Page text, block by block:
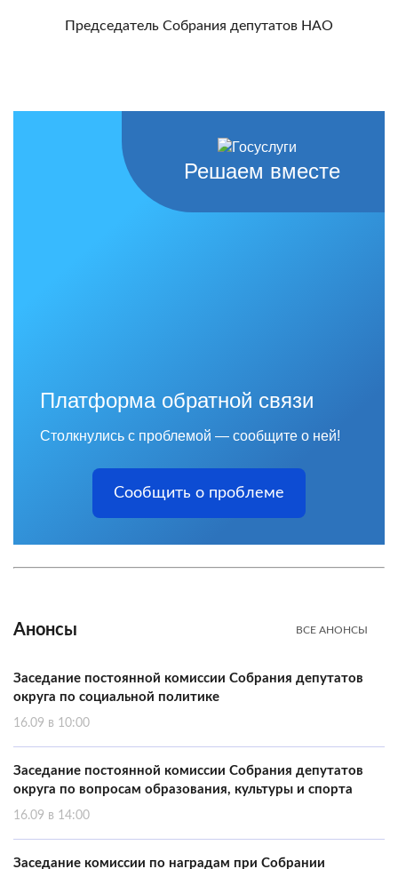
Председатель Собрания депутатов НАО
Решаем вместе
Платформа обратной связи
Столкнулись с проблемой — сообщите о ней!
Сообщить о проблеме
Анонсы ВСЕ АНОНСЫ
Заседание постоянной комиссии Собрания депутатов
округа по социальной политике
16.09 в 10:00
Заседание постоянной комиссии Собрания депутатов
округа по вопросам образования, культуры и спорта
16.09 в 14:00
Заседание комиссии по наградам при Собрании